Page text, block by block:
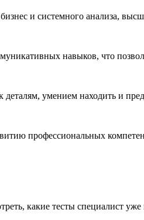
и системного анализа,
навыков, что
умением находить и
профессиональных
какие тесты специалист